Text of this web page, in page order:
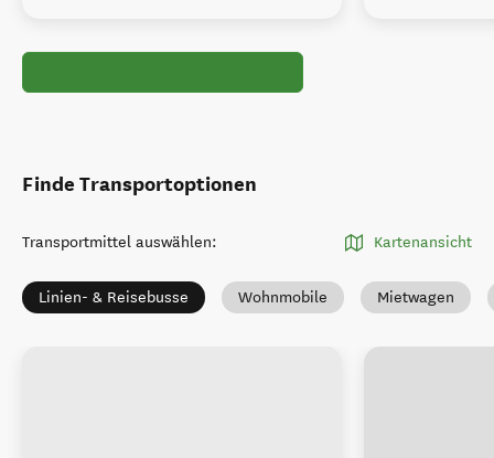
Finde Transportoptionen
Transportmittel auswählen: Kartenansicht
Linien- & Reisebusse Wohnmobile Mietwagen